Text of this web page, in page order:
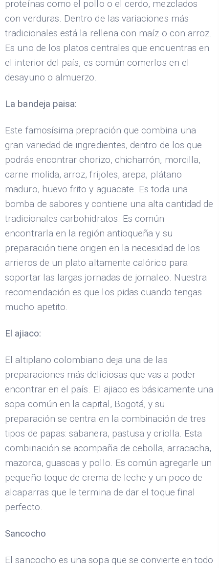
proteínas como el pollo o el cerdo, mezclados
con verduras. Dentro de las variaciones más
tradicionales está la rellena con maíz o con arroz.
Es uno de los platos centrales que encuentras en
el interior del país, es común comerlos en el
desayuno o almuerzo.
La bandeja paisa:
Este famosísima prepración que combina una
gran variedad de ingredientes, dentro de los que
podrás encontrar chorizo, chicharrón, morcilla,
carne molida, arroz, fríjoles, arepa, plátano
maduro, huevo frito y aguacate. Es toda una
bomba de sabores y contiene una alta cantidad de
tradicionales carbohidratos. Es común
encontrarla en la región antioqueña y su
preparación tiene origen en la necesidad de los
arrieros de un plato altamente calórico para
soportar las largas jornadas de jornaleo. Nuestra
recomendación es que los pidas cuando tengas
mucho apetito.
El ajiaco:
El altiplano colombiano deja una de las
preparaciones más deliciosas que vas a poder
encontrar en el país. El ajiaco es básicamente una
sopa común en la capital, Bogotá, y su
preparación se centra en la combinación de tres
tipos de papas: sabanera, pastusa y criolla. Esta
combinación se acompaña de cebolla, arracacha,
mazorca, guascas y pollo. Es común agregarle un
pequeño toque de crema de leche y un poco de
alcaparras que le termina de dar el toque final
perfecto.
Sancocho
El sancocho es una sopa que se convierte en todo